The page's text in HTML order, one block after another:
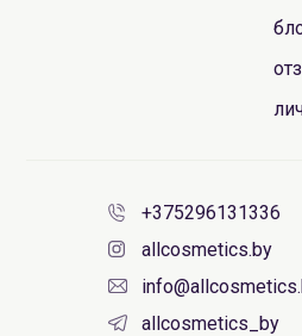
+375296131336
allcosmetics.by
allcosmetics_by